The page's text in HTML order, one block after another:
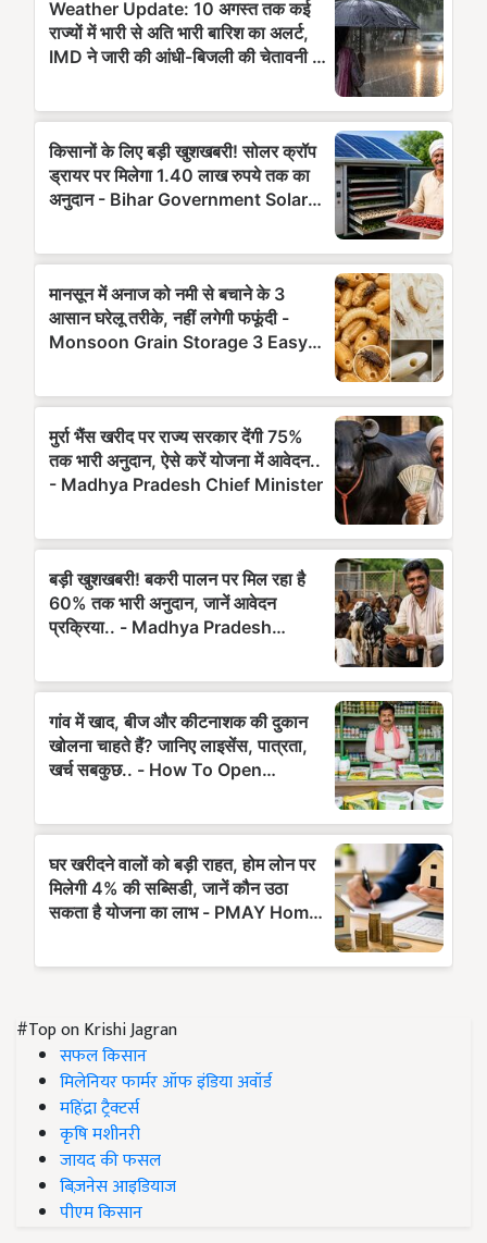
#Top on Krishi Jagran
सफल किसान
मिलेनियर फार्मर ऑफ इंडिया अवॉर्ड
महिंद्रा ट्रैक्टर्स
कृषि मशीनरी
जायद की फसल
बिज़नेस आइडियाज
पीएम किसान